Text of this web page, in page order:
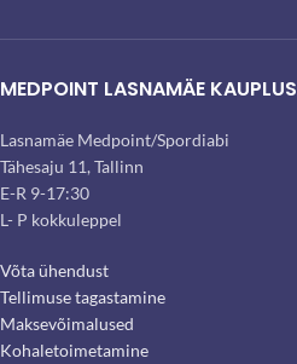
MEDPOINT LASNAMÄE KAUPLUS
Lasnamäe Medpoint/Spordiabi
Tähesaju 11, Tallinn
E-R 9-17:30
L- P kokkuleppel
Võta ühendust
Tellimuse tagastamine
Maksevõimalused
Kohaletoimetamine